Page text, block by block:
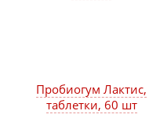
Пробиогум Лактис,
таблетки, 60 шт